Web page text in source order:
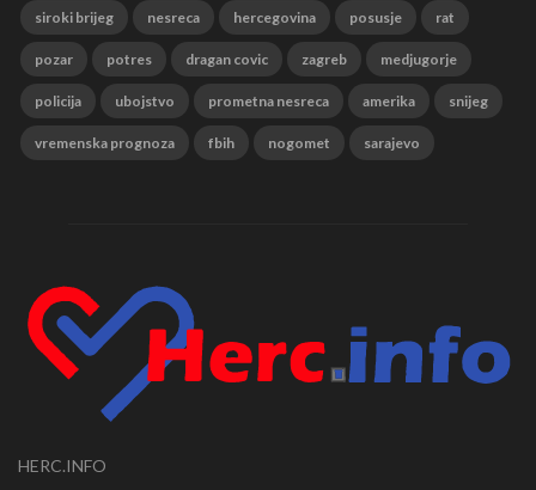
siroki brijeg nesreca hercegovina posusje rat
pozar potres dragan covic zagreb medjugorje
policija ubojstvo prometna nesreca amerika snijeg
vremenska prognoza fbih nogomet sarajevo
HERC.INFO